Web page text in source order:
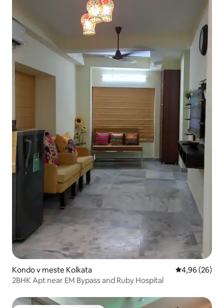
Kondo v meste Kolkata Priemerné
4,96 (26)
2BHK Apt near EM Bypass and Ruby Hospital